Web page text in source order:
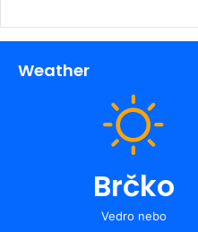
Weather
Brčko
Vedro nebo